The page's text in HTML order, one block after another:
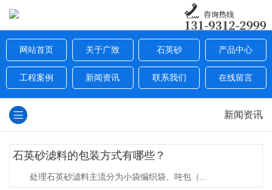
网站首页 关于广致 石英砂 产品中心
工程案例 新闻资讯 联系我们 在线留言
新闻资讯
石英砂滤料的包装方式有哪些？
处理石英砂滤料主流分为小袋编织袋、吨包（...